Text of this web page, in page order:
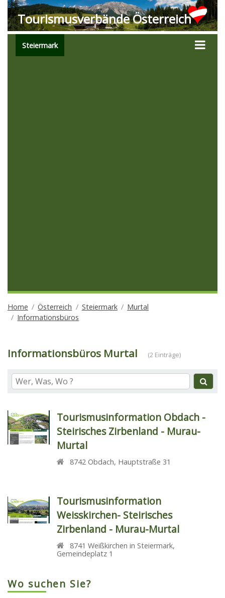
Tourismusverbände Österreich
Steiermark
Home Österreich Steiermark
Murtal
Informationsbüros
Informationsbüros Murtal (2 Einträge)
Tourismusinformation Obdach -
Steirisches Zirbenland - Murau-
Murtal
8742 Obdach, Hauptstraße 31
Tourismusinformation
Weisskirchen- Steirisches
Zirbenland - Murau-Murtal
8741 Weißkirchen in Steiermark,
Gemeindeplatz 1
Wo suchen Sie?